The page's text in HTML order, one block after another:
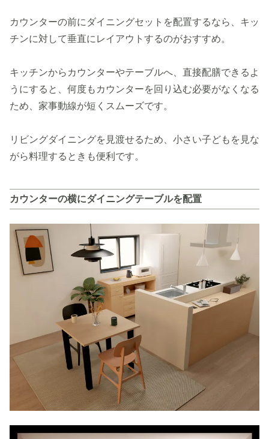
カウンターの前にダイニングセットを配置するなら、キッ
チンに対して垂直にレイアウトするのがおすすめ。
キッチンからカウンターやテーブルへ、直接配膳できるよ
うにすると、何度もカウンターを回り込む必要がなくなる
ため、家事動線が短くスムーズです。
リビングダイニングを見渡せるため、小さい子どもを見な
がら料理するときも便利です。
カウンターの横にダイニングテーブルを配置